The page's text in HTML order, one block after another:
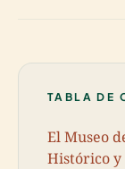
TABLA DE
El Museo
Histórico